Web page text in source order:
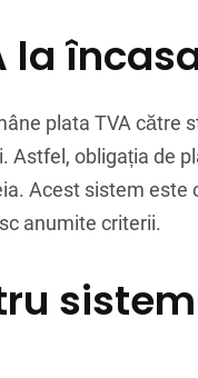
la
plata TVA către
obligația de
Acest sistem este
anumite criterii.